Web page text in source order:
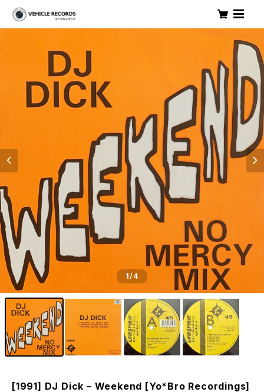
1/4
[1991] DJ Dick – Weekend [Yo*Bro Recordings]